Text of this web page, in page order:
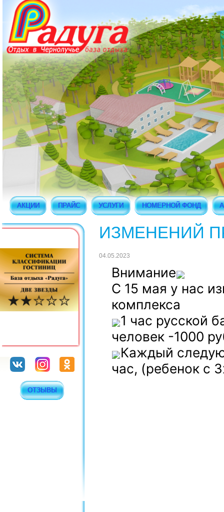
АКЦИИ ПРАЙС УСЛУГИ НОМЕРНОЙ ФОНД
ОТЗЫВЫ
ИЗМЕНЕНИЙ
04.05.2023
Внимание
С 15 мая у нас
комплекса
1 час русской
человек -1000
Каждый
час, (ребенок с